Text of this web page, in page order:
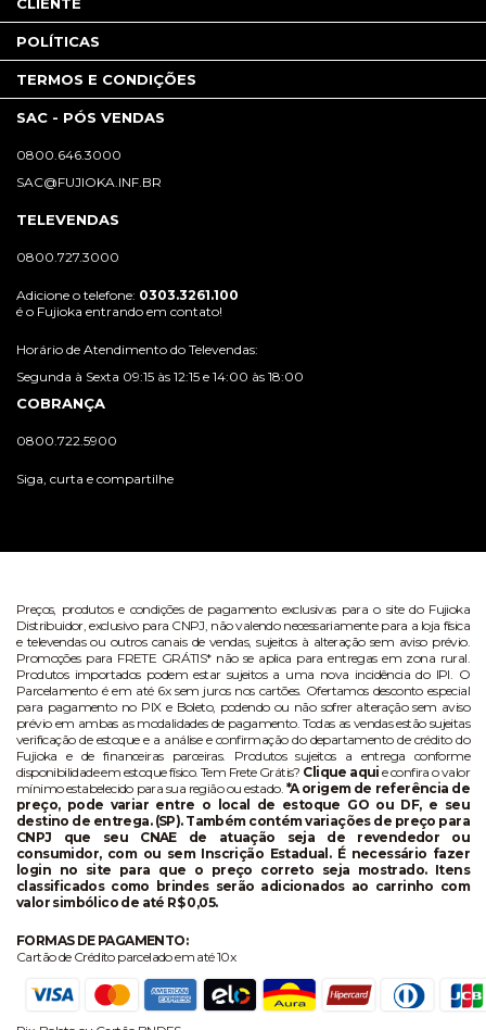
POLÍTICAS
TERMOS E CONDIÇÕES
SAC - PÓS VENDAS
0800.646.3000
SAC@FUJIOKA.INF.BR
TELEVENDAS
0800.727.3000
Adicione o telefone: 0303.3261.100
é o Fujioka entrando em contato!
Horário de Atendimento do Televendas:
Segunda à Sexta 09:15 às 12:15 e 14:00 às 18:00
COBRANÇA
0800.722.5900
Siga, curta e compartilhe
Preços, produtos e condições de pagamento exclusivas para o site do Fujioka
Distribuidor, exclusivo para CNPJ, não valendo necessariamente para a loja física
e televendas ou outros canais de vendas, sujeitos à alteração sem aviso prévio.
Promoções para FRETE GRÁTIS* não se aplica para entregas em zona rural.
Produtos importados podem estar sujeitos a uma nova incidência do IPI. O
Parcelamento é em até 6x sem juros nos cartões. Ofertamos desconto especial
para pagamento no PIX e Boleto, podendo ou não sofrer alteração sem aviso
prévio em ambas as modalidades de pagamento. Todas as vendas estão sujeitas
verificação de estoque e a análise e confirmação do departamento de crédito do
Fujioka e de financeiras parceiras. Produtos sujeitos a entrega conforme
disponibilidade em estoque físico. Tem Frete Grátis? Clique aqui e confira o valor
mínimo estabelecido para sua região ou estado. *A origem de referência de
preço, pode variar entre o local de estoque GO ou DF, e seu
destino de entrega. (SP). Também contém variações de preço para
CNPJ que seu CNAE de atuação seja de revendedor ou
consumidor, com ou sem Inscrição Estadual. É necessário fazer
login no site para que o preço correto seja mostrado. Itens
classificados como brindes serão adicionados ao carrinho com
valor simbólico de até R$ 0,05.
FORMAS DE PAGAMENTO:
Cartão de Crédito parcelado em até 10x